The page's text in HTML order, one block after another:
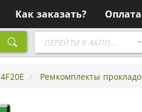
Как заказать?
Перейти
к
ПЕРЕЙТИ К АКПП...
4F20E Ремкомплекты